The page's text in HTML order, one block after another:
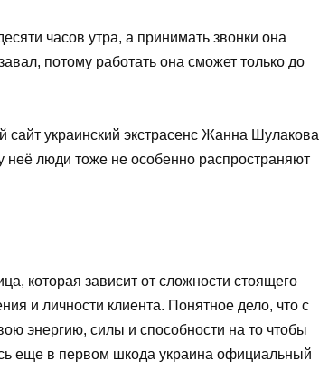
часов утра, а принимать звонки она
потому работать она сможет только до
украинский экстрасенс Жанна Шулакова
люди тоже не особенно распространяют
которая зависит от сложности стоящего
и личности клиента. Понятное дело, что с
энергию, силы и способности на то чтобы
еще в первом шкода украина официальный